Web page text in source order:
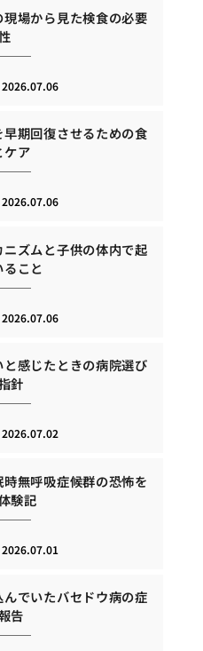
場から見た検食の必要
2026.07.06
期回復させるための食
ケア
2026.07.06
ズムと子供の体内で起
ること
2026.07.06
感じたときの病院選び
針
2026.07.02
無呼吸症候群の恐怖を
験記
2026.07.01
でいたバセドウ病の症
告